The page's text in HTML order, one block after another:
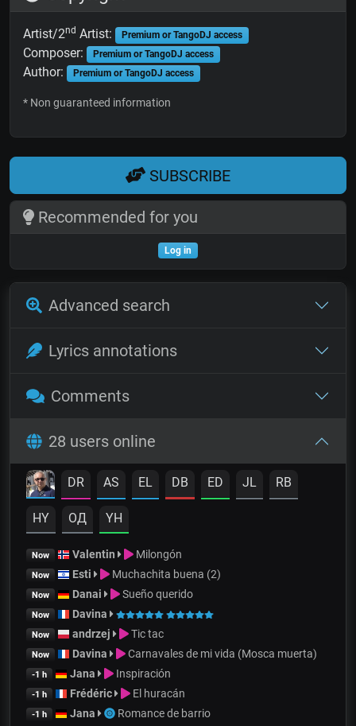
Artist/2nd Artist: Premium or TangoDJ access
Composer: Premium or TangoDJ access
Author: Premium or TangoDJ access
* Non guaranteed information
SUBSCRIBE
Recommended for you
Log in
Advanced search
Lyrics annotations
Comments
28 users online
DR AS EL DB ED JL RB
HY OД YH
Now Valentin Milongón
Now Esti Muchachita buena (2)
Now Danai Sueño querido
Now Davina
Now andrzej Tic tac
Now Davina Carnavales de mi vida (Mosca muerta)
-1 h Jana Inspiración
-1 h Frédéric El huracán
-1 h Jana Romance de barrio